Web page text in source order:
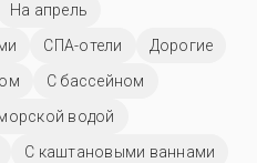
На апрель
СПА-отели
Дорогие
C бассейном
водой
С каштановыми ваннами